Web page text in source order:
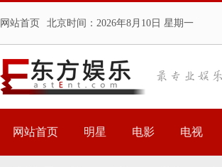
网站首页 北京时间： 2026年8月10日 星期一
网站首页 明星 电影 电视